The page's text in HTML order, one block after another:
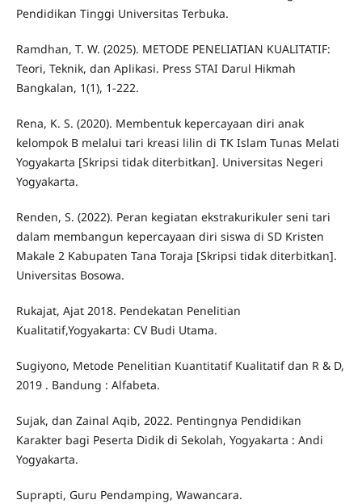
Pendidikan Tinggi Universitas Terbuka.
Ramdhan, T. W. (2025). METODE PENELIATIAN KUALITATIF:
Teori, Teknik, dan Aplikasi. Press STAI Darul Hikmah
Bangkalan, 1(1), 1-222.
Rena, K. S. (2020). Membentuk kepercayaan diri anak
kelompok B melalui tari kreasi lilin di TK Islam Tunas Melati
Yogyakarta [Skripsi tidak diterbitkan]. Universitas Negeri
Yogyakarta.
Renden, S. (2022). Peran kegiatan ekstrakurikuler seni tari
dalam membangun kepercayaan diri siswa di SD Kristen
Makale 2 Kabupaten Tana Toraja [Skripsi tidak diterbitkan].
Universitas Bosowa.
Rukajat, Ajat 2018. Pendekatan Penelitian
Kualitatif,Yogyakarta: CV Budi Utama.
Sugiyono, Metode Penelitian Kuantitatif Kualitatif dan R & D,
2019 . Bandung : Alfabeta.
Sujak, dan Zainal Aqib, 2022. Pentingnya Pendidikan
Karakter bagi Peserta Didik di Sekolah, Yogyakarta : Andi
Yogyakarta.
Suprapti, Guru Pendamping, Wawancara.